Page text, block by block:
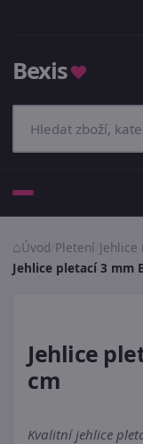
Bexis♥
Úvod Pletení
Jehlice pletací 3 mm
Jehlice
cm
Kvalitní jehlice